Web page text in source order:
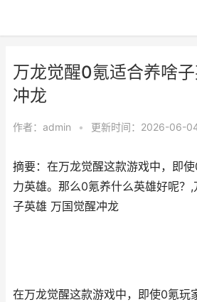
万龙觉醒0氪适合养啥
冲龙
作者： admin • 更新时间：2026-06-
摘要：在万龙觉醒这款游戏中，即
力英雄。那么0氪养什么英雄好呢？
子英雄 万国觉醒冲龙
在万龙觉醒这款游戏中，即使0氪玩